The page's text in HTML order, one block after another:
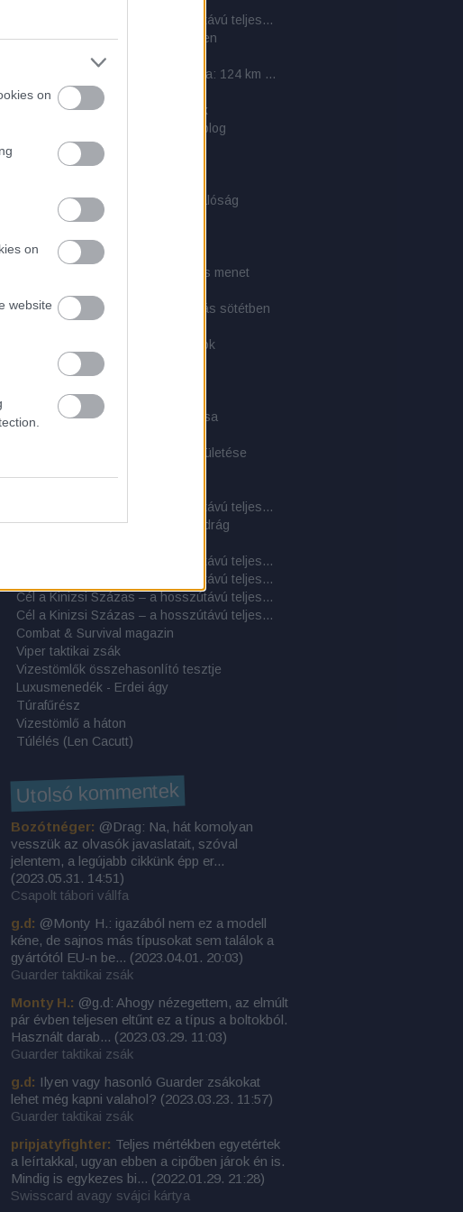
on
on
website
Cél a Kinizsi Százas – a hosszútávú teljesítménytúrázás titkai: 6. rész - 2011-es beszámolók
Avarmenedék - kunyhó az erdőben
Guggolás - pihenés
Mátra Közösségi Teljesítménytúra: 124 km kulináris élvezet
A brit PLCE szerelék
Poncsóbélés: takaró és hálózsák
Szolgálati közlemény - 1 éves a blog
Ray Mears: A túlélés kézikönyve
Helikon-Tex softshell dzseki
A túlélés törvényei (1x01) és a valóság
A MOLLE-rendszer
Medveszély!
Éjszakai túra 3. - Tájékozódás és menet
Éjszakai túra 1. - Látás és mozgás sötétben
Háncskötél készítés tapasztalatok
Guarder taktikai zsák
Peter Darman: Túlélés kézikönyv
Az út - a túlélés szemszögéből
A túlélés alapjai - a túlélés piramisa
Egy Bundeswehr-hátizsák újjászületése
Cél a Kinizsi Százas – a hosszútávú teljesítménytúrázás titkai: 5. rész - További beszámolók
Propper Public Safety Tactical nadrág
Cél a Kinizsi Százas – a hosszútávú teljesítménytúrázás titkai: 4. rész - Túrabeszámolók
Cél a Kinizsi Százas – a hosszútávú teljesítménytúrázás titkai: 3. rész – A rajtvonaltól a beérkezésig: a hosszútávú túra gyakorlata
Cél a Kinizsi Százas – a hosszútávú teljesítménytúrázás titkai: 2. rész – A felszerelés
Cél a Kinizsi Százas – a hosszútávú teljesítménytúrázás titkai: 1. rész – A felkészülés
Combat & Survival magazin
Viper taktikai zsák
Vizestömlők összehasonlító tesztje
Luxusmenedék - Erdei ágy
Túrafűrész
Vizestömlő a háton
Túlélés (Len Cacutt)
Utolsó kommentek
Bozótnéger: @Drag: Na, hát komolyan
vesszük az olvasók javaslatait, szóval
jelentem, a legújabb cikkünk épp er...
(2023.05.31. 14:51)
Csapolt tábori vállfa
g.d: @Monty H.: igazából nem ez a modell
kéne, de sajnos más típusokat sem találok a
gyártótól EU-n be... (2023.04.01. 20:03)
Guarder taktikai zsák
Monty H.: @g.d: Ahogy nézegettem, az elmúlt
pár évben teljesen eltűnt ez a típus a boltokból.
Használt darab... (2023.03.29. 11:03)
Guarder taktikai zsák
g.d: Ilyen vagy hasonló Guarder zsákokat
lehet még kapni valahol? (2023.03.23. 11:57)
Guarder taktikai zsák
pripjatyfighter: Teljes mértékben egyetértek
a leírtakkal, ugyan ebben a cipőben járok én is.
Mindig is egykezes bi... (2022.01.29. 21:28)
Swisscard avagy svájci kártya